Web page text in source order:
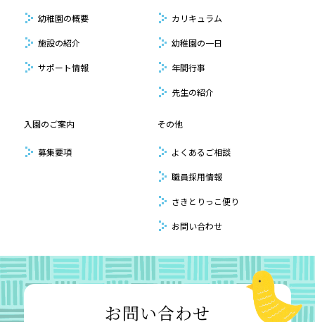
幼稚園の概要
施設の紹介
サポート情報
カリキュラム
幼稚園の一日
年間行事
先生の紹介
入園のご案内
募集要項
その他
よくあるご相談
職員採用情報
さきとりっこ便り
お問い合わせ
お問い合わせ